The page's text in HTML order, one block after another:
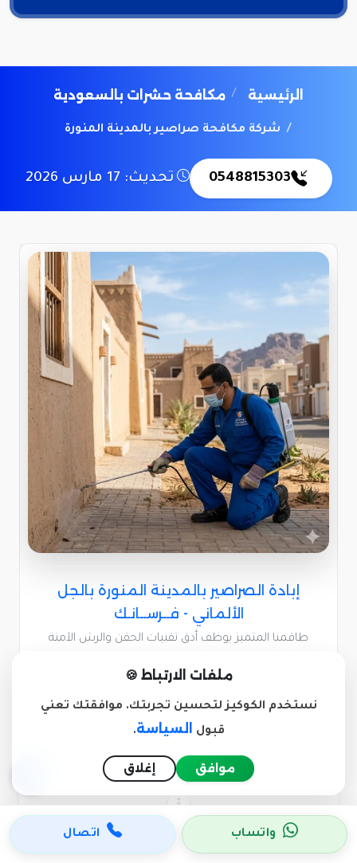
الرئيسية مكافحة حشرات بالسعودية
شركة مكافحة صراصير بالمدينة المنورة
0548815303 تحديث: 17 مارس 2026
إبادة الصراصير بالمدينة المنورة بالجل
الألماني - فــرســانـك
طاقمنا المتميز يوظف أدق تقنيات الحقن والرش الآمنة
أدنى إزعاج لأسرتك.
واتساب اتصال
ملفات الارتباط 🍪
نستخدم الكوكيز لتحسين تجربتك. موافقتك تعني
قبول
السياسة.
موافق إغلاق